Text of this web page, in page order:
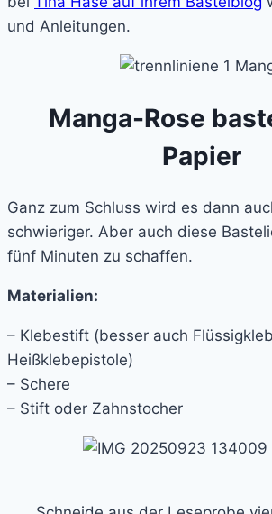
und Anleitungen.
Manga-Rose
Papier
Ganz zum Schluss wird es dann
schwieriger. Aber auch diese
fünf Minuten zu schaffen.
Materialien:
– Klebestift (besser auch
Heißklebepistole)
– Schere
– Stift oder Zahnstocher